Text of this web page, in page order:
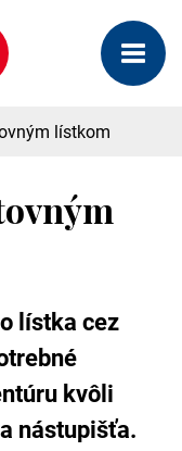
lístkom
lístka cez
kvôli
nástupišťa.